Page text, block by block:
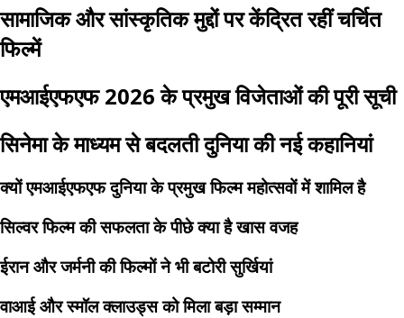
सामाजिक और सांस्कृतिक मुद्दों पर केंद्रित रहीं चर्चित
फिल्में
एमआईएफएफ 2026 के प्रमुख विजेताओं की पूरी सूची
सिनेमा के माध्यम से बदलती दुनिया की नई कहानियां
क्यों एमआईएफएफ दुनिया के प्रमुख फिल्म महोत्सवों में शामिल है
सिल्वर फिल्म की सफलता के पीछे क्या है खास वजह
ईरान और जर्मनी की फिल्मों ने भी बटोरी सुर्खियां
वाआई और स्मॉल क्लाउड्स को मिला बड़ा सम्मान